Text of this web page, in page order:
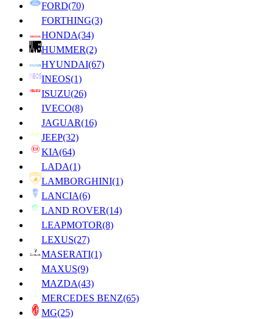
FORD(70)
FORTHING(3)
HONDA(34)
HUMMER(2)
HYUNDAI(67)
INEOS(1)
ISUZU(26)
IVECO(8)
JAGUAR(16)
JEEP(32)
KIA(64)
LADA(1)
LAMBORGHINI(1)
LANCIA(6)
LAND ROVER(14)
LEAPMOTOR(8)
LEXUS(27)
MASERATI(1)
MAXUS(9)
MAZDA(43)
MERCEDES BENZ(65)
MG(25)